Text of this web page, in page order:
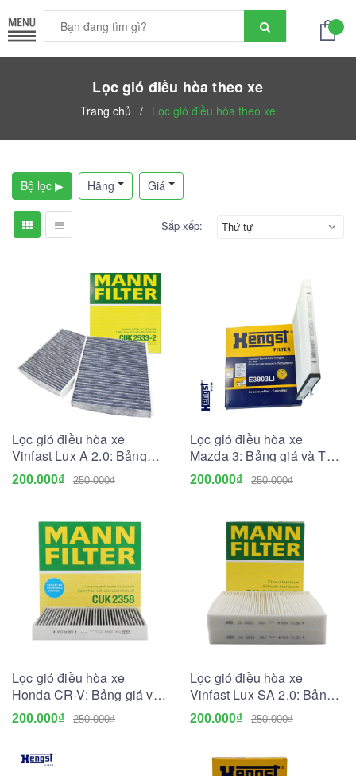
Lọc gió điều hòa theo xe
Trang chủ / Lọc gió điều hòa theo xe
Bộ lọc ▶ Hãng Giá
Sắp xếp: Thứ tự
Lọc gió điều hòa xe
Vinfast Lux A 2.0: Bảng
giá và Tư vấn A-Z
200.000₫ 250.000₫
Lọc gió điều hòa xe
Mazda 3: Bảng giá và Tư
vấn A-Z
200.000₫ 250.000₫
Lọc gió điều hòa xe
Honda CR-V: Bảng giá và
Tư vấn A-Z
200.000₫ 250.000₫
Lọc gió điều hòa xe
Vinfast Lux SA 2.0: Bảng
giá và Tư vấn A-Z
200.000₫ 250.000₫